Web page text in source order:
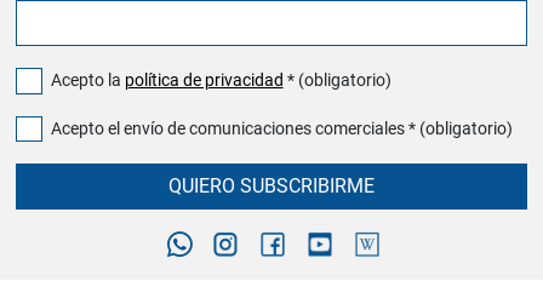
Acepto la política de privacidad * (obligatorio)
Acepto el envío de comunicaciones comerciales * (obligatorio)
QUIERO SUBSCRIBIRME